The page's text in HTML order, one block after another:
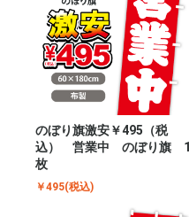
のぼり旗激安￥495（税
込） 営業中 のぼり旗 1
枚
￥495(税込)